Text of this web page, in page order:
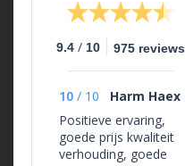
9.4 / 10 975 reviews
10 / 10
Harm Haex
Positieve ervaring,
goede prijs kwaliteit
verhouding, goede